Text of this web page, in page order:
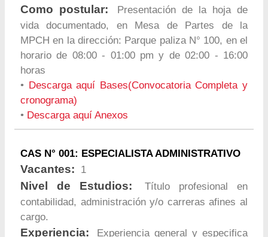
Como postular:
Presentación de la hoja de
vida documentado, en Mesa de Partes de la
MPCH en la dirección: Parque paliza N° 100, en el
horario de 08:00 - 01:00 pm y de 02:00 - 16:00
horas
•
Descarga aquí Bases(Convocatoria Completa y
cronograma)
• Descarga aquí Anexos
CAS N° 001: ESPECIALISTA ADMINISTRATIVO
Vacantes: 1
Nivel de Estudios:
Título profesional en
contabilidad, administración y/o carreras afines al
cargo.
Experiencia:
Experiencia general y especifica